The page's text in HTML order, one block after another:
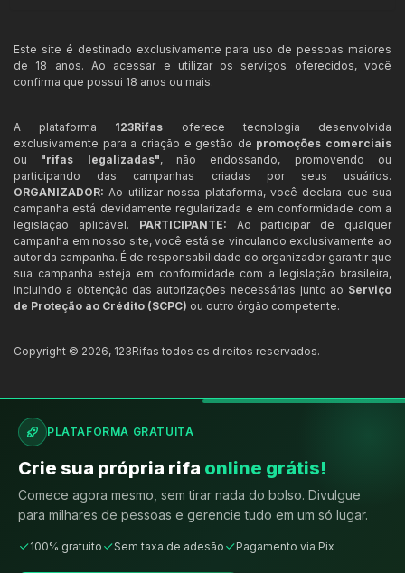
Este site é destinado exclusivamente para uso de pessoas maiores
de 18 anos. Ao acessar e utilizar os serviços oferecidos, você
confirma que possui 18 anos ou mais.
A plataforma 123Rifas oferece tecnologia desenvolvida
exclusivamente para a criação e gestão de promoções comerciais
ou "rifas legalizadas", não endossando, promovendo ou
participando das campanhas criadas por seus usuários.
ORGANIZADOR: Ao utilizar nossa plataforma, você declara que sua
campanha está devidamente regularizada e em conformidade com a
legislação aplicável. PARTICIPANTE: Ao participar de qualquer
campanha em nosso site, você está se vinculando exclusivamente ao
autor da campanha. É de responsabilidade do organizador garantir que
sua campanha esteja em conformidade com a legislação brasileira,
incluindo a obtenção das autorizações necessárias junto ao Serviço
de Proteção ao Crédito (SCPC) ou outro órgão competente.
Copyright © 2026, 123Rifas todos os direitos reservados.
PLATAFORMA GRATUITA
Crie sua própria rifa online grátis!
Comece agora mesmo, sem tirar nada do bolso. Divulgue
para milhares de pessoas e gerencie tudo em um só lugar.
100% gratuito Sem taxa de adesão Pagamento via Pix